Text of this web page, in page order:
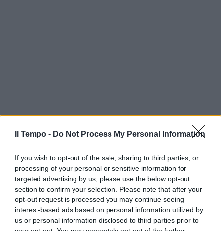
Il Tempo - Do Not Process My Personal Information
If you wish to opt-out of the sale, sharing to third parties, or
processing of your personal or sensitive information for
targeted advertising by us, please use the below opt-out
section to confirm your selection. Please note that after your
opt-out request is processed you may continue seeing
interest-based ads based on personal information utilized by
us or personal information disclosed to third parties prior to